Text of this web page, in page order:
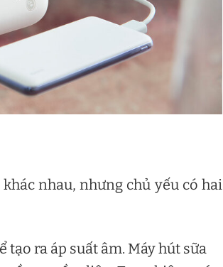
nhau, nhưng chủ yếu có hai
tạo ra áp suất âm. Máy hút sữa